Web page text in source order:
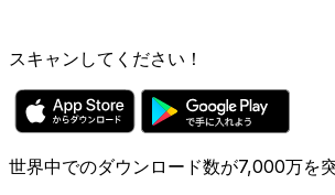
スキャンしてください！
世界中でのダウンロード数が7,000万を